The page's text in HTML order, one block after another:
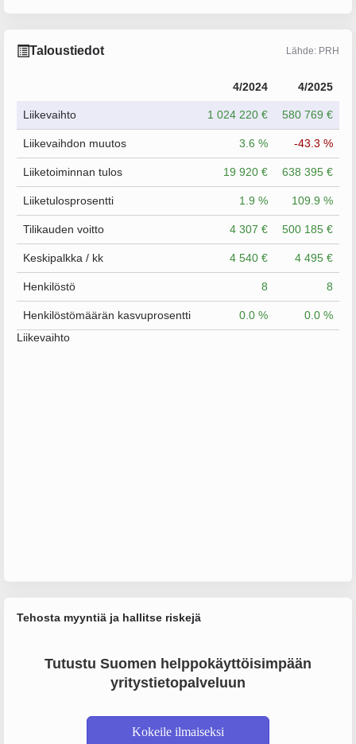
Taloustiedot Lähde: PRH
4/2024 4/2025
Liikevaihto 1 024 220 € 580 769 €
Liikevaihdon muutos 3.6 % -43.3 %
Liiketoiminnan tulos 19 920 € 638 395 €
Liiketulosprosentti 1.9 % 109.9 %
Tilikauden voitto 4 307 € 500 185 €
Keskipalkka / kk 4 540 € 4 495 €
Henkilöstö 8 8
Henkilöstömäärän kasvuprosentti 0.0 %
0.0 %
Liikevaihto
Tehosta myyntiä ja hallitse riskejä
Tutustu Suomen helppokäyttöisimpään
yritystietopalveluun
Kokeile ilmaiseksi